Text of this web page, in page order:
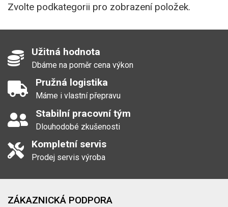
Zvolte podkategorii pro zobrazení položek.
Užitná hodnota
Dbáme na poměr cena výkon
Pružná logistika
Máme i vlastní přepravu
Stabilní pracovní tým
Dlouhodobé zkušenosti
Kompletní servis
Prodej servis výroba
ZÁKAZNICKÁ PODPORA